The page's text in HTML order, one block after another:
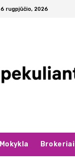
rugpjūčio, 2026
Mokykla Brokeriai